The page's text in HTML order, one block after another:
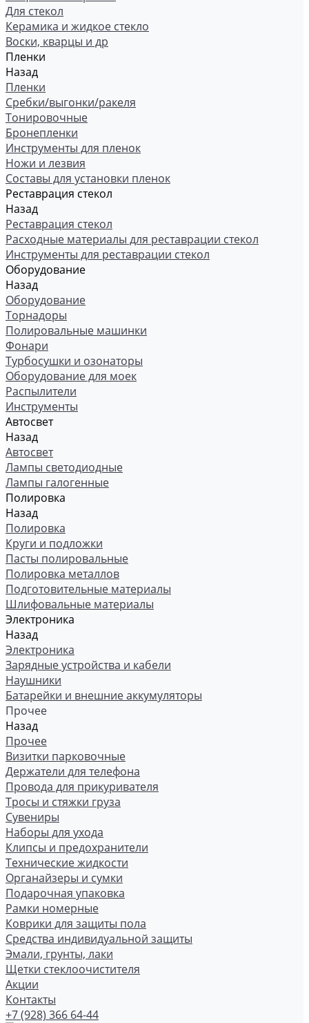
Для стекол
Керамика и жидкое стекло
Воски, кварцы и др
Пленки
Назад
Пленки
Сребки/выгонки/ракеля
Тонировочные
Бронепленки
Инструменты для пленок
Ножи и лезвия
Составы для установки пленок
Реставрация стекол
Назад
Реставрация стекол
Расходные материалы для реставрации стекол
Инструменты для реставрации стекол
Оборудование
Назад
Оборудование
Торнадоры
Полировальные машинки
Фонари
Турбосушки и озонаторы
Оборудование для моек
Распылители
Инструменты
Автосвет
Назад
Автосвет
Лампы светодиодные
Лампы галогенные
Полировка
Назад
Полировка
Круги и подложки
Пасты полировальные
Полировка металлов
Подготовительные материалы
Шлифовальные материалы
Электроника
Назад
Электроника
Зарядные устройства и кабели
Наушники
Батарейки и внешние аккумуляторы
Прочее
Назад
Прочее
Визитки парковочные
Держатели для телефона
Провода для прикуривателя
Тросы и стяжки груза
Сувениры
Наборы для ухода
Клипсы и предохранители
Технические жидкости
Органайзеры и сумки
Подарочная упаковка
Рамки номерные
Коврики для защиты пола
Средства индивидуальной защиты
Эмали, грунты, лаки
Щетки стеклоочистителя
Акции
Контакты
+7 (928) 366 64-44